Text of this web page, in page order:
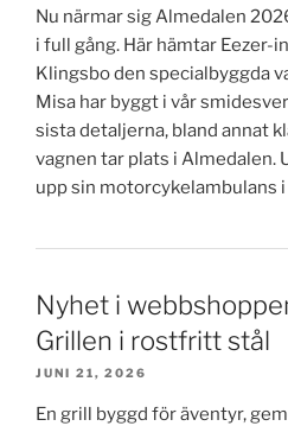
Nu närmar sig Almedalen
i full gång. Här hämtar Eezer-
Klingsbo den specialbyggda
Misa har byggt i vår
sista detaljerna, bland annat
vagnen tar plats i Almedalen.
upp sin motorcykelambulans
Nyhet i
Grillen i rostfritt stål
JUNI 21, 2026
En grill byggd för äventyr,